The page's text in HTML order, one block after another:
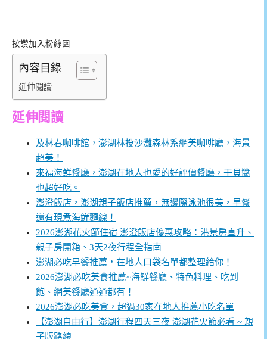
按讚加入粉絲團
內容目錄
延伸閱讀
延伸閱讀
及林春咖啡館，澎湖林投沙灘森林系網美咖啡廳，海景
超美！
來福海鮮餐廳，澎湖在地人也愛的好評價餐廳，干貝醬
也超好吃。
澎澄飯店，澎湖親子飯店推薦，無邊際泳池很美，早餐
還有現煮海鮮麵線！
2026澎湖花火節住宿 澎澄飯店優惠攻略：港景房直升、
親子房開箱、3天2夜行程全指南
澎湖必吃早餐推薦，在地人口袋名單都整理給你！
2026澎湖必吃美食推薦~海鮮餐廳、特色料理、吃到
飽、網美餐廳通通都有！
2026澎湖必吃美食，超過30家在地人推薦小吃名單
【澎湖自由行】澎湖行程四天三夜 澎湖花火節必看 ~ 親
子版路線